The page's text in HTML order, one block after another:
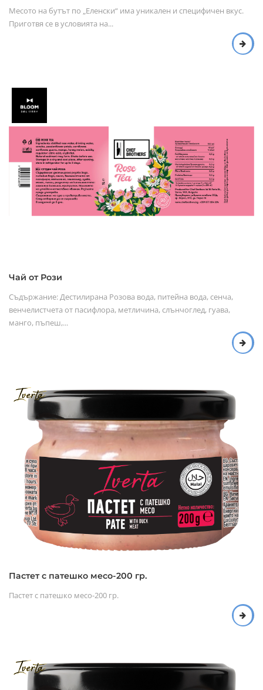
Месото на бутът по „Еленски“ има уникален и специфичен вкус.
Приготвя се в условията на...
Чай от Рози
Съдържание: Дестилирана Розова вода, питейна вода, сенча,
венчелистчета от пасифлора, метличина, слънчоглед, гуава,
манго, пъпеш,...
Пастет с патешко месо-200 гр.
Пастет с патешко месо-200 гр.